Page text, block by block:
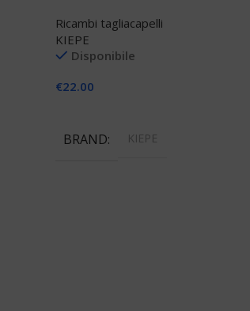
Ricambi tagliacapelli
KIEPE
Disponibile
€22.00
BRAND KIEPE